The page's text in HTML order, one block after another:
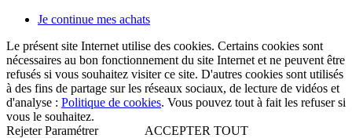
Je continue mes achats
Le présent site Internet utilise des cookies. Certains cookies sont
nécessaires au bon fonctionnement du site Internet et ne peuvent être
refusés si vous souhaitez visiter ce site. D'autres cookies sont utilisés
à des fins de partage sur les réseaux sociaux, de lecture de vidéos et
d'analyse : Politique de cookies. Vous pouvez tout à fait les refuser si
vous le souhaitez.
Rejeter Paramétrer ACCEPTER TOUT